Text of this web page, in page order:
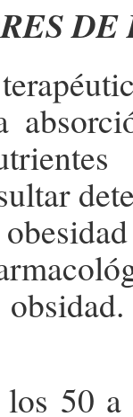
DE
50 a